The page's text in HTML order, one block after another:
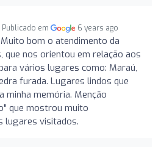
Publicado em 6 years ago
Muito bom o atendimento da
que nos orientou em relação aos
vários lugares como: Maraú,
furada. Lugares lindos que
minha memória. Menção
que mostrou muito
lugares visitados.